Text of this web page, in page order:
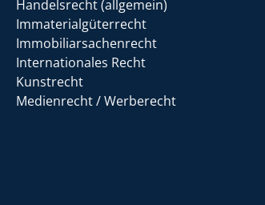
Handelsrecht (allgemein)
Immaterialgüterrecht
Immobiliarsachenrecht
Internationales Recht
Kunstrecht
Medienrecht / Werberecht